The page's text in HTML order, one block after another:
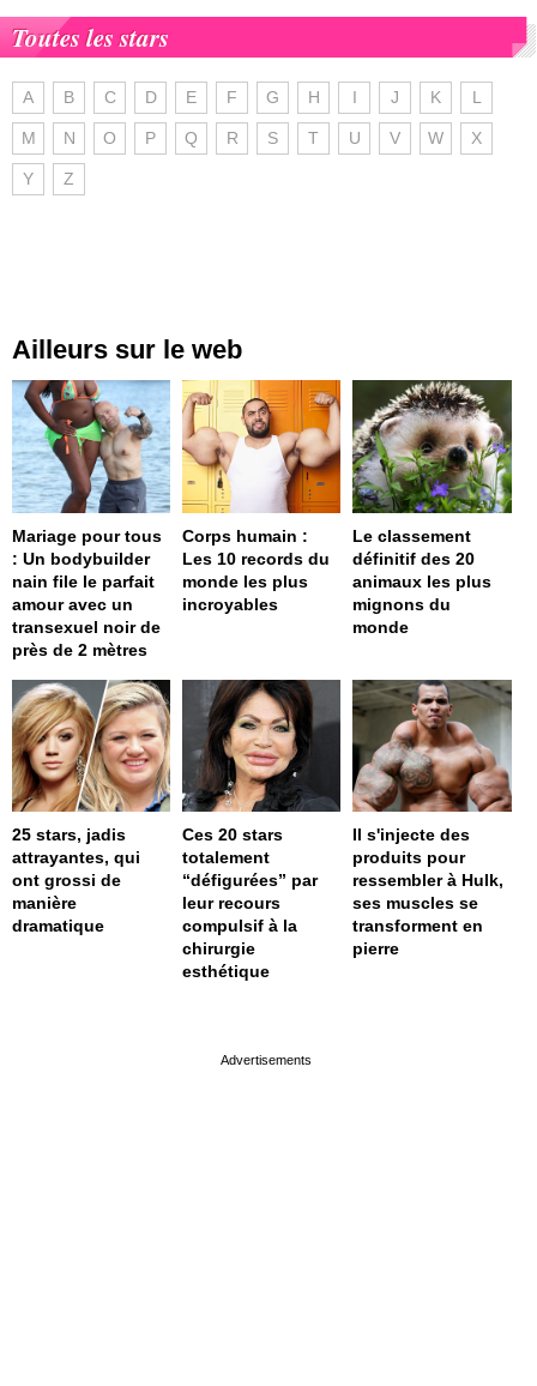
Toutes les stars
A B C D E F G H I J K L
M N O P Q R S T U V W X
Y Z
Ailleurs sur le web
Mariage pour tous
: Un bodybuilder
nain file le parfait
amour avec un
transexuel noir de
près de 2 mètres
Corps humain :
Les 10 records du
monde les plus
incroyables
Le classement
définitif des 20
animaux les plus
mignons du
monde
25 stars, jadis
attrayantes, qui
ont grossi de
manière
dramatique
Ces 20 stars
totalement
“défigurées” par
leur recours
compulsif à la
chirurgie
esthétique
Il s'injecte des
produits pour
ressembler à Hulk,
ses muscles se
transforment en
pierre